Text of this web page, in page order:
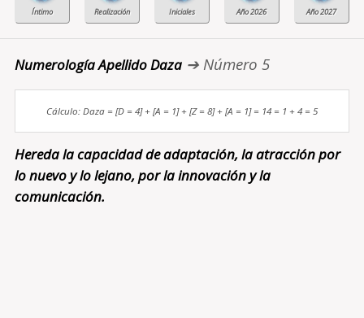
Numerología Apellido Daza➔ Número 5
Cálculo: Daza = [D = 4] + [A = 1] + [Z = 8] + [A = 1] = 14 = 1 + 4 = 5
Hereda la capacidad de adaptación, la atracción por
lo nuevo y lo lejano, por la innovación y la
comunicación.